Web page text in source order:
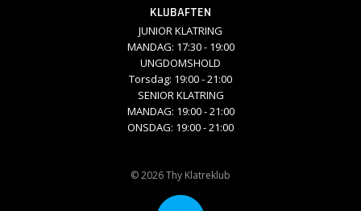
KLUBAFTEN
JUNIOR KLATRING
MANDAG: 17:30 - 19:00
UNGDOMSHOLD
Torsdag: 19:00 - 21:00
SENIOR KLATRING
MANDAG: 19:00 - 21:00
ONSDAG: 19:00 - 21:00
© 2026 Thy Klatreklub